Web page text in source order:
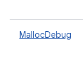
MallocDebug